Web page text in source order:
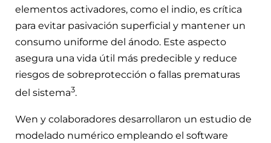
elementos activadores, como el indio, es crítica
para evitar pasivación superficial y mantener un
consumo uniforme del ánodo. Este aspecto
asegura una vida útil más predecible y reduce
riesgos de sobreprotección o fallas prematuras
del sistema3.
Wen y colaboradores desarrollaron un estudio de
modelado numérico empleando el software